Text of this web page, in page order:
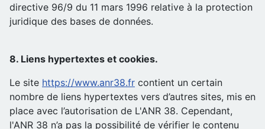
directive 96/9 du 11 mars 1996 relative à la protection
juridique des bases de données.
8. Liens hypertextes et cookies.
Le site https://www.anr38.fr contient un certain
nombre de liens hypertextes vers d’autres sites, mis en
place avec l’autorisation de L'ANR 38. Cependant,
l'ANR 38 n’a pas la possibilité de vérifier le contenu